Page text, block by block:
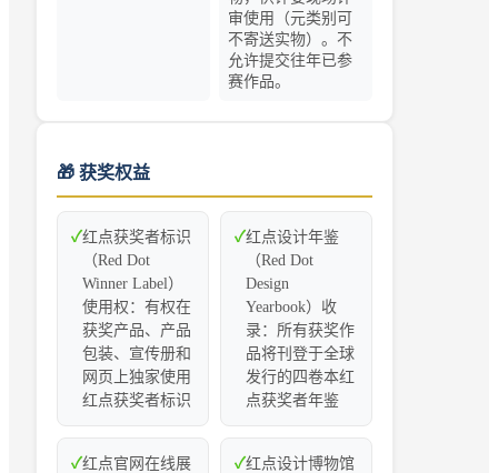
审使用（元类别可
不寄送实物）。不
允许提交往年已参
赛作品。
🎁 获奖权益
✓红点获奖者标识
（Red Dot
Winner Label）
使用权：有权在
获奖产品、产品
包装、宣传册和
网页上独家使用
红点获奖者标识
✓红点设计年鉴
（Red Dot
Design
Yearbook）收
录：所有获奖作
品将刊登于全球
发行的四卷本红
点获奖者年鉴
✓红点官网在线展
✓红点设计博物馆